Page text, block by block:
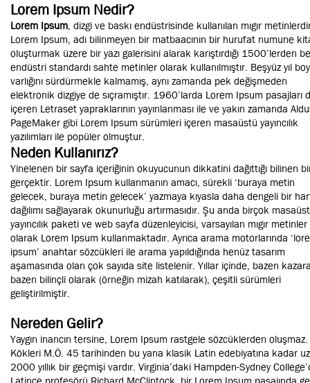
Lorem Ipsum Nedir?
Lorem Ipsum, dizgi ve baskı endüstrisinde kullanılan mıgır
Lorem Ipsum, adı bilinmeyen bir matbaacının bir hurufat numune
oluşturmak üzere bir yazı galerisini alarak karıştırdığı 1500’lerden
endüstri standardı sahte metinler olarak kullanılmıştır. Beşyüz yıl
varlığını sürdürmekle kalmamış, aynı zamanda pek değişmeden
elektronik dizgiye de sıçramıştır. 1960’larda Lorem Ipsum pasajları
içeren Letraset yapraklarının yayınlanması ile ve yakın zamanda
PageMaker gibi Lorem Ipsum sürümleri içeren masaüstü yayıncılık
yazılımları ile popüler olmuştur.
Neden Kullanırız?
Yinelenen bir sayfa içeriğinin okuyucunun dikkatini dağıttığı bilinen
gerçektir. Lorem Ipsum kullanmanın amacı, sürekli ‘buraya metin
gelecek, buraya metin gelecek’ yazmaya kıyasla daha dengeli bir
dağılımı sağlayarak okunurluğu artırmasıdır. Şu anda birçok
yayıncılık paketi ve web sayfa düzenleyicisi, varsayılan mıgır metinler
olarak Lorem Ipsum kullanmaktadır. Ayrıca arama motorlarında
ipsum’ anahtar sözcükleri ile arama yapıldığında henüz tasarım
aşamasında olan çok sayıda site listelenir. Yıllar içinde, bazen
bazen bilinçli olarak (örneğin mizah katılarak), çeşitli sürümleri
geliştirilmiştir.
Nereden Gelir?
Yaygın inancın tersine, Lorem Ipsum rastgele sözcüklerden oluşmaz.
Kökleri M.Ö. 45 tarihinden bu yana klasik Latin edebiyatına kadar
2000 yıllık bir geçmişi vardır. Virginia’daki Hampden-Sydney